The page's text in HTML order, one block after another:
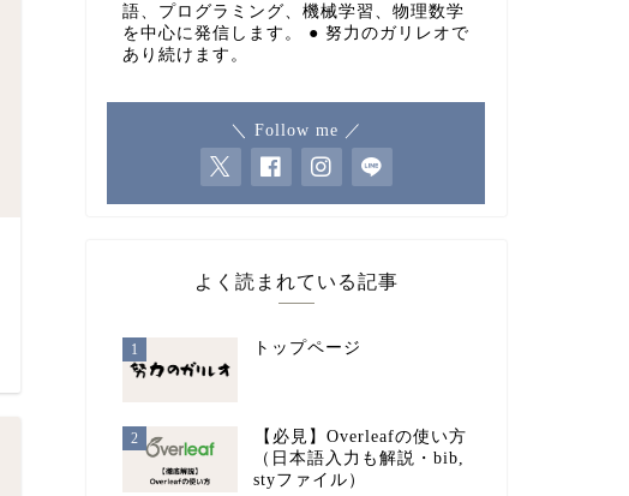
語、プログラミング、機械学習、物理数学
を中心に発信します。 ● 努力のガリレオで
あり続けます。
＼ Follow me ／
よく読まれている記事
1 トップページ
2
【必見】Overleafの使い方
（日本語入力も解説・bib,
styファイル）